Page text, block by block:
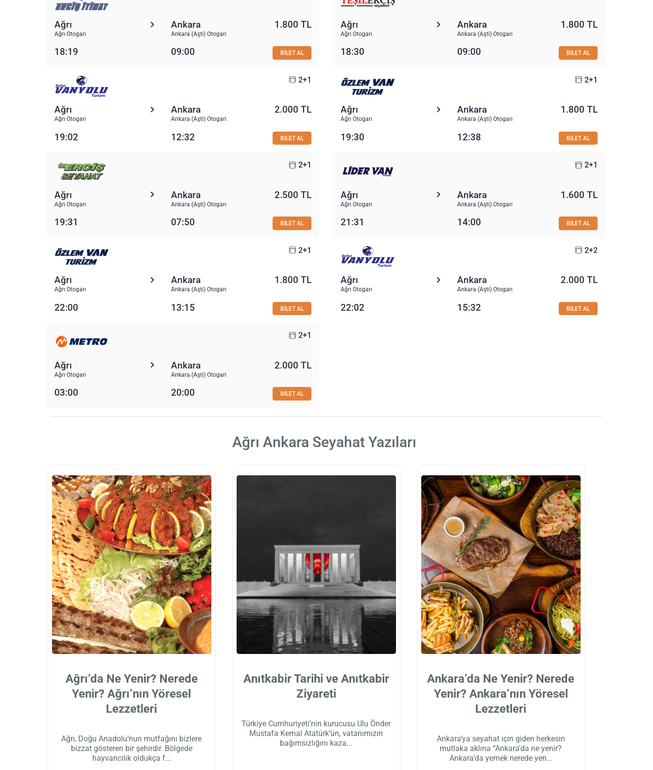
Ağrı
Ağrı Otogarı
Ankara
Ankara (Aşti) Otogarı
1.800 TL
18:19 09:00 BİLET AL
Ağrı
Ağrı Otogarı
Ankara
Ankara (Aşti) Otogarı
1.800 TL
18:30 09:00 BİLET AL
2+1
Ağrı
Ağrı Otogarı
Ankara
Ankara (Aşti) Otogarı
2.000 TL
19:02 12:32 BİLET AL
2+1
Ağrı
Ağrı Otogarı
Ankara
Ankara (Aşti) Otogarı
1.800 TL
19:30 12:38 BİLET AL
2+1
Ağrı
Ağrı Otogarı
Ankara
Ankara (Aşti) Otogarı
2.500 TL
19:31 07:50 BİLET AL
2+1
Ağrı
Ağrı Otogarı
Ankara
Ankara (Aşti) Otogarı
1.600 TL
21:31 14:00 BİLET AL
2+1
Ağrı
Ağrı Otogarı
Ankara
Ankara (Aşti) Otogarı
1.800 TL
22:00 13:15 BİLET AL
2+2
Ağrı
Ağrı Otogarı
Ankara
Ankara (Aşti) Otogarı
2.000 TL
22:02 15:32 BİLET AL
2+1
Ağrı
Ağrı Otogarı
Ankara
Ankara (Aşti) Otogarı
2.000 TL
03:00 20:00 BİLET AL
Ağrı Ankara Seyahat Yazıları
Ağrı’da Ne Yenir? Nerede
Yenir? Ağrı’nın Yöresel
Lezzetleri
Ağrı, Doğu Anadolu’nun mutfağını bizlere
bizzat gösteren bir şehirdir. Bölgede
hayvancılık oldukça f
Anıtkabir Tarihi ve Anıtkabir
Ziyareti
Türkiye Cumhuriyeti’nin kurucusu Ulu Önder
Mustafa Kemal Atatürk’ün, vatanımızın
bağımsızlığını kaza
Ankara’da Ne Yenir? Nerede
Yenir? Ankara’nın Yöresel
Lezzetleri
Ankara’ya seyahat için giden herkesin
mutlaka aklına “Ankara’da ne yenir?
Ankara’da yemek nerede yen